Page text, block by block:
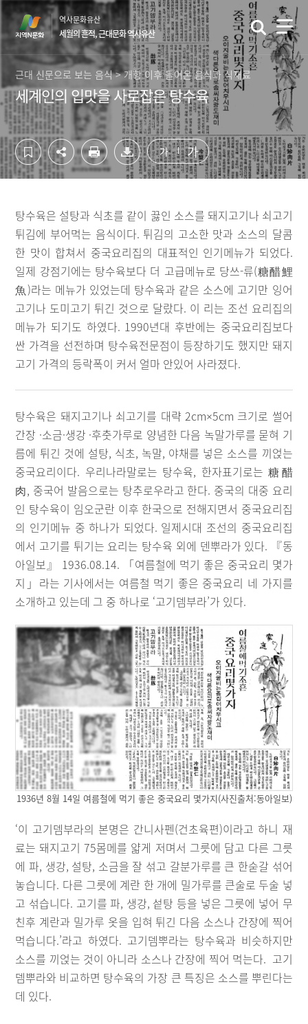
텐
츠
영
바
로
가
기
단
영
역
로
가
기
역사문화유산
세월의 흔적, 근대문화 역사유산
근대 신문으로 보는 음식 > 개항 이후 들어온 음식과 식재료
세계인의 입맛을 사로잡은 탕수육
가 가
탕수육은 설탕과 식초를 같이 끓인 소스를 돼지고기나 쇠고기
튀김에 부어먹는 음식이다. 튀김의 고소한 맛과 소스의 달콤
한 맛이 합쳐서 중국요리집의 대표적인 인기메뉴가 되었다.
일제 강점기에는 탕수육보다 더 고급메뉴로 당쓰-류(糖醋鯉
魚)라는 메뉴가 있었는데 탕수육과 같은 소스에 고기만 잉어
고기나 도미고기 튀긴 것으로 달랐다. 이 리는 조선 요리집의
메뉴가 되기도 하였다. 1990년대 후반에는 중국요리집보다
싼 가격을 선전하며 탕수육전문점이 등장하기도 했지만 돼지
고기 가격의 등락폭이 커서 얼마 안있어 사라졌다.
탕수육은 돼지고기나 쇠고기를 대략 2cm×5cm 크기로 썰어
간장 ·소금·생강 ·후춧가루로 양념한 다음 녹말가루를 묻혀 기
름에 튀긴 것에 설탕, 식초, 녹말, 야채를 넣은 소스를 끼얹는
중국요리이다. 우리나라말로는 탕수육, 한자표기로는 糖醋
肉, 중국어 발음으로는 탕추로우라고 한다. 중국의 대중 요리
인 탕수육이 임오군란 이후 한국으로 전해지면서 중국요리집
의 인기메뉴 중 하나가 되었다. 일제시대 조선의 중국요리집
에서 고기를 튀기는 요리는 탕수육 외에 덴뿌라가 있다. 『동
아일보』 1936.08.14. 「여름철에 먹기 좋은 중국요리 몇가
지」라는 기사에서는 여름철 먹기 좋은 중국요리 네 가지를
소개하고 있는데 그 중 하나로 ‘고기뎀부라’가 있다.
1936년 8월 14일 여름철에 먹기 좋은 중국요리 몇가지(사진출처:동아일보)
‘이 고기뎀부라의 본명은 간니사펜(건초육편)이라고 하니 재
료는 돼지고기 75몸메를 얇게 저며서 그릇에 담고 다른 그릇
에 파, 생강, 설탕, 소금을 잘 섞고 갈분가루를 큰 한숟갈 섞어
놓습니다. 다른 그릇에 계란 한 개에 밀가루를 큰술로 두술 넣
고 섞습니다. 고기를 파, 생강, 섵탕 등을 넣은 그릇에 넣어 무
친후 계란과 밀가루 옷을 입혀 튀긴 다음 소스나 간장에 찍어
먹습니다.’라고 하였다. 고기뎀뿌라는 탕수육과 비슷하지만
소스를 끼얹는 것이 아니라 소스나 간장에 찍어 먹는다. 고기
뎀뿌라와 비교하면 탕수육의 가장 큰 특징은 소스를 뿌린다는
데 있다.